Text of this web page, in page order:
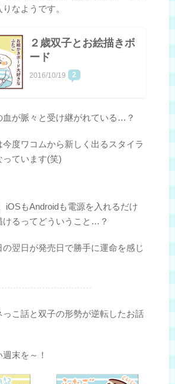
なようです。
２歳双子とお絵描きボ
ード
2016/10/19 2
血が脈々と受け継がれている…？
今度ワコムから新しく出るスタイラ
っています(笑)
iOSもAndroidも電源を入れるだけ
けるってどういうこと…？
の翌日が発売日で勝手に運命を感じ
っこ話と双子の形勢が逆転したお話
末を～！